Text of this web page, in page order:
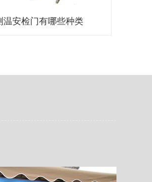
温安检门有哪些种类